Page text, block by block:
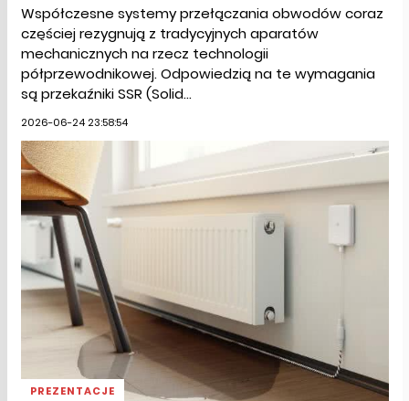
Współczesne systemy przełączania obwodów coraz
częściej rezygnują z tradycyjnych aparatów
mechanicznych na rzecz technologii
półprzewodnikowej. Odpowiedzią na te wymagania
są przekaźniki SSR (Solid...
2026-06-24 23:58:54
PREZENTACJE